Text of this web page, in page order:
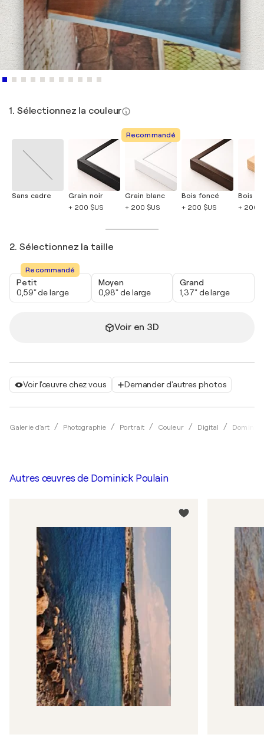
Voir l'œuvre chez vous Demander d'autres photos
Galerie d'art Photographie Portrait Couleur Digital
1. Sélectionnez la couleur
Sans cadre
Grain noir
+ 200 $US
Recommandé
Grain blanc
+ 200 $US
Bois foncé
+ 200 $US
Bois
+ 200
2. Sélectionnez la taille
Recommandé
Petit
0,59" de large
Moyen
0,98" de large
Grand
1,37" de large
Voir en 3D
Autres œuvres de Dominick Poulain